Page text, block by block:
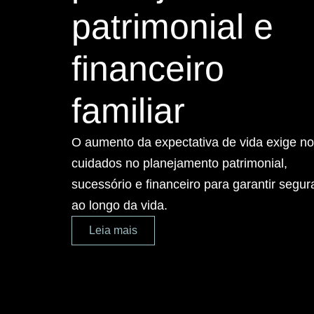
patrimonial e
financeiro
familiar
O aumento da expectativa de vida exige
cuidados no planejamento patrimonial,
sucessório e financeiro para garantir
ao longo da vida.
Leia mais